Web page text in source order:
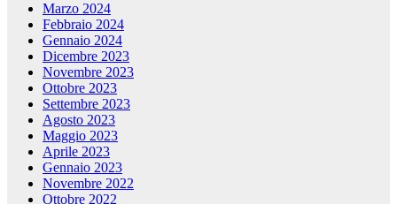
Marzo 2024
Febbraio 2024
Gennaio 2024
Dicembre 2023
Novembre 2023
Ottobre 2023
Settembre 2023
Agosto 2023
Maggio 2023
Aprile 2023
Gennaio 2023
Novembre 2022
Ottobre 2022